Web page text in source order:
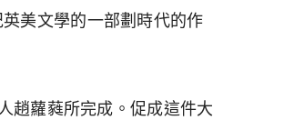
美文學的一部劃時代的作
趙蘿蕤所完成。促成這件大